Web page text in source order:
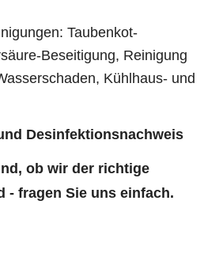
Taubenkot-
Beseitigung, Reinigung
Kühlhaus- und
Desinfektionsnachweis
ob wir der richtige
- fragen Sie uns einfach.